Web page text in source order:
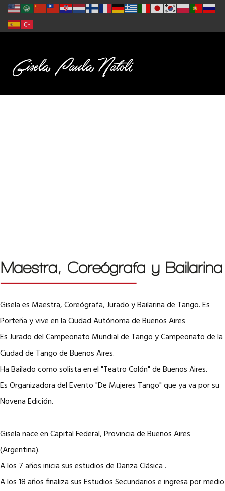
Gisela es Maestra, Coreógrafa, Jurado y Bailarina de Tango. Es
Porteña y vive en la Ciudad Autónoma de Buenos Aires
Es Jurado del Campeonato Mundial de Tango y Campeonato de la
Ciudad de Tango de Buenos Aires.
Ha Bailado como solista en el "Teatro Colón" de Buenos Aires.
Es Organizadora del Evento "De Mujeres Tango" que ya va por su
Novena Edición.
Gisela nace en Capital Federal, Provincia de Buenos Aires
(Argentina).
A los 7 años inicia sus estudios de Danza Clásica .
A los 18 años finaliza sus Estudios Secundarios e ingresa por medio